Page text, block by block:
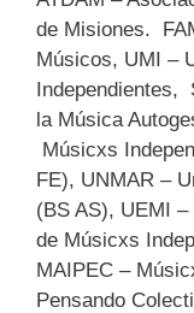
de Misiones.
Músicos, UMI –
Independientes,
la Música
Músicxs
FE), UNMAR –
(BS AS), UEMI
de Músicxs
MAIPEC –
Pensando